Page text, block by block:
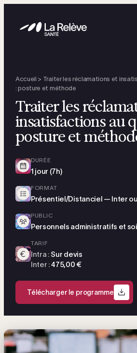
Nos solutions
Ressources
Demander un devis
Accueil > Traiter les réclamations et
: posture et méthode
Traiter les
insatisfactions au
posture et
DURÉE
1 jour (7h)
FORMAT
Présentiel/Distanciel — Inter
PUBLIC
Personnels administratifs et
TARIF
Intra : Sur devis
Inter :475,00 €
Télécharger le programme